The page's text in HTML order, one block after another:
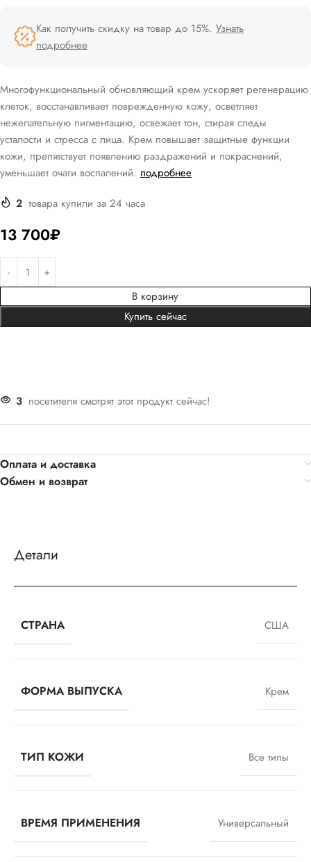
Как получить скидку на товар до 15%. Узнать
подробнее
Многофункциональный обновляющий крем ускоряет регенерацию
клеток, восстанавливает поврежденную кожу, осветляет
нежелательную пигментацию, освежает тон, стирая следы
усталости и стресса с лица. Крем повышает защитные функции
кожи, препятствует появлению раздражений и покраснений,
уменьшает очаги воспалений. подробнее
2 товара купили за 24 часа
13 700₽
В корзину
Купить сейчас
3 посетителя смотрят этот продукт сейчас!
Оплата и доставка
Обмен и возврат
Детали
СТРАНА США
ФОРМА ВЫПУСКА Крем
ТИП КОЖИ Все типы
ВРЕМЯ ПРИМЕНЕНИЯ Универсальный